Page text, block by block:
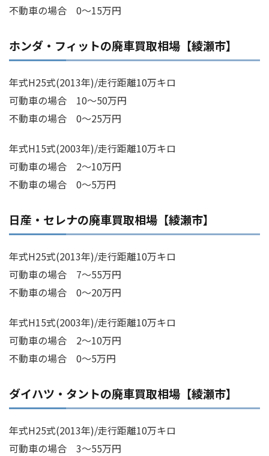
不動車の場合 0～15万円
ホンダ・フィットの廃車買取相場【綾瀬市】
年式H25式(2013年)/走行距離10万キロ
可動車の場合 10～50万円
不動車の場合 0～25万円
年式H15式(2003年)/走行距離10万キロ
可動車の場合 2～10万円
不動車の場合 0～5万円
日産・セレナの廃車買取相場【綾瀬市】
年式H25式(2013年)/走行距離10万キロ
可動車の場合 7～55万円
不動車の場合 0～20万円
年式H15式(2003年)/走行距離10万キロ
可動車の場合 2～10万円
不動車の場合 0～5万円
ダイハツ・タントの廃車買取相場【綾瀬市】
年式H25式(2013年)/走行距離10万キロ
可動車の場合 3～55万円